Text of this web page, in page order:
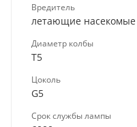
Вредитель
летающие насекомые
Диаметр колбы
Т5
Цоколь
G5
Срок службы лампы